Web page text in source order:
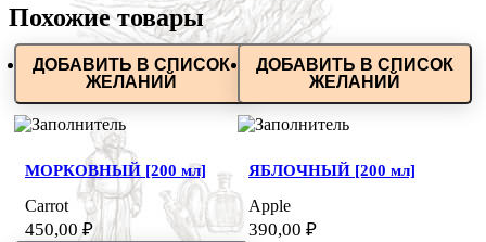
Похожие товары
ДОБАВИТЬ В СПИСОК
ЖЕЛАНИЙ
МОРКОВНЫЙ [200 мл]
Carrot
450,00₽
ДОБАВИТЬ В СПИСОК
ЖЕЛАНИЙ
ЯБЛОЧНЫЙ [200 мл]
Apple
390,00 ₽